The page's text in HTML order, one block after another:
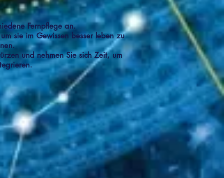
Fernpflege an.
sie im Gewissen besser leben zu
und nehmen Sie sich Zeit, um